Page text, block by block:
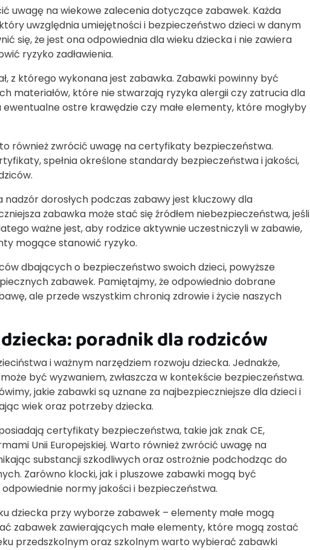
uwagę na wiekowe zalecenia dotyczące zabawek. Każda
uwzględnia umiejętności i bezpieczeństwo dzieci w danym
się, że jest ona odpowiednia dla wieku dziecka i nie zawiera
ryzyko zadławienia.
z którego wykonana jest zabawka. Zabawki powinny być
materiałów, które nie stwarzają ryzyka alergii czy zatrucia dla
ostre krawędzie czy małe elementy, które mogłyby
również zwrócić uwagę na certyfikaty bezpieczeństwa.
spełnia określone standardy bezpieczeństwa i jakości,
dorosłych podczas zabawy jest kluczowy dla
zabawka może stać się źródłem niebezpieczeństwa, jeśli
ważne jest, aby rodzice aktywnie uczestniczyli w zabawie,
mogące stanowić ryzyko.
dbających o bezpieczeństwo swoich dzieci, powyższe
zabawek. Pamiętajmy, że odpowiednio dobrane
ale przede wszystkim chronią zdrowie i życie naszych
poradnik dla rodziców
i ważnym narzędziem rozwoju dziecka. Jednakże,
być wyzwaniem, zwłaszcza w kontekście bezpieczeństwa.
jakie zabawki są uznane za najbezpieczniejsze dla dzieci i
wiek oraz potrzeby dziecka.
certyfikaty bezpieczeństwa, takie jak znak CE,
Unii Europejskiej. Warto również zwrócić uwagę na
substancji szkodliwych oraz ostrożnie podchodząc do
Zarówno klocki, jak i pluszowe zabawki mogą być
normy jakości i bezpieczeństwa.
dziecka przy wyborze zabawek – elementy małe mogą
zabawek zawierających małe elementy, które mogą zostać
przedszkolnym oraz szkolnym warto wybierać zabawki